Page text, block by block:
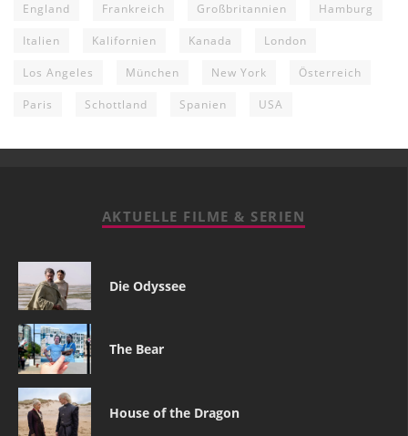
England Frankreich Großbritannien Hamburg
Italien Kalifornien Kanada London
Los Angeles München New York Österreich
Paris Schottland Spanien USA
AKTUELLE FILME & SERIEN
Die Odyssee
The Bear
House of the Dragon